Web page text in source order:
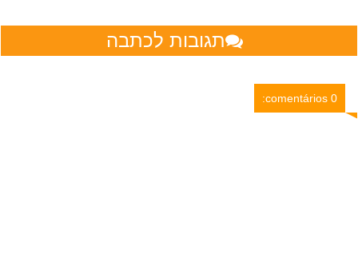
תגובות לכתבה
0 comentários: